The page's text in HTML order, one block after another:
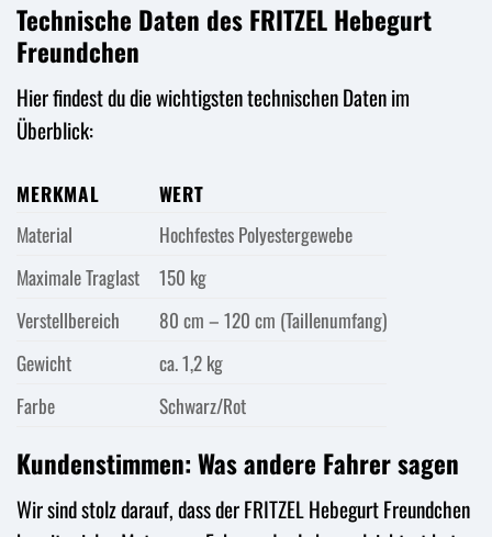
Technische Daten des FRITZEL Hebegurt
Freundchen
Hier findest du die wichtigsten technischen Daten im
Überblick:
MERKMAL
WERT
Material
Hochfestes Polyestergewebe
Maximale Traglast
150 kg
Verstellbereich
80 cm – 120 cm (Taillenumfang)
Gewicht
ca. 1,2 kg
Farbe
Schwarz/Rot
Kundenstimmen: Was andere Fahrer sagen
Wir sind stolz darauf, dass der FRITZEL Hebegurt Freundchen